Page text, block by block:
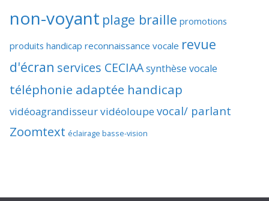
non-voyant plage braille promotions
produits handicap reconnaissance vocale revue
d'écran services CECIAAsynthèse vocale
téléphonie adaptée handicap
vidéoagrandisseurvidéoloupevocal/ parlant
Zoomtext éclairage basse-vision